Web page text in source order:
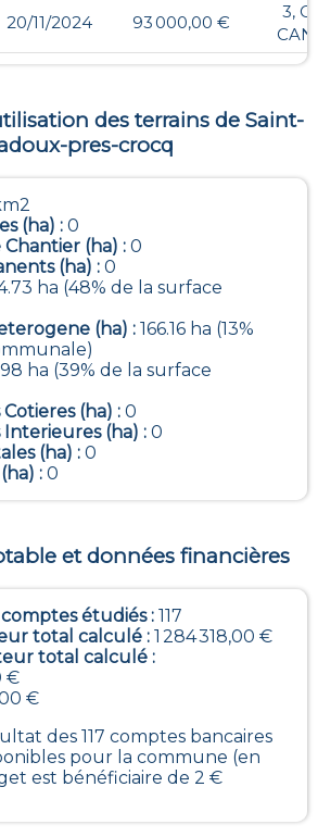
20/11/2024 93 000,00 €
3,
des terrains de Saint-
pres-crocq
(ha) : 0
(ha) : 0
(ha) : 0
ha (48% de la surface
(ha) : 166.16 ha (13%
ha (39% de la surface
(ha) : 0
(ha) : 0
(ha) : 0
: 0
et données financières
étudiés : 117
total calculé : 1 284 318,00 €
total calculé :
€
€
des 117 comptes bancaires
pour la commune (en
est bénéficiaire de 2 €